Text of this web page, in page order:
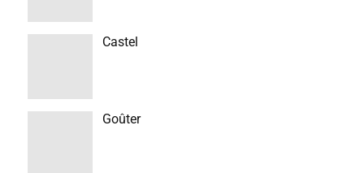
Castel
Goûter